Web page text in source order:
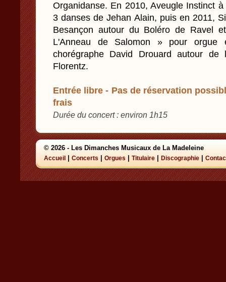
Organidanse. En 2010, Aveugle Instinct
3 danses de Jehan Alain, puis en 2011,
Besançon autour du Boléro de Ravel
L'Anneau de Salomon » pour
chorégraphe David Drouard autour de
Florentz.
Entrée libre - Pas de réservation
frais
Durée du concert : environ 1h15
© 2026 - Les Dimanches Musicaux de La Madeleine
Accueil Concerts Orgues Titulaire Discographie